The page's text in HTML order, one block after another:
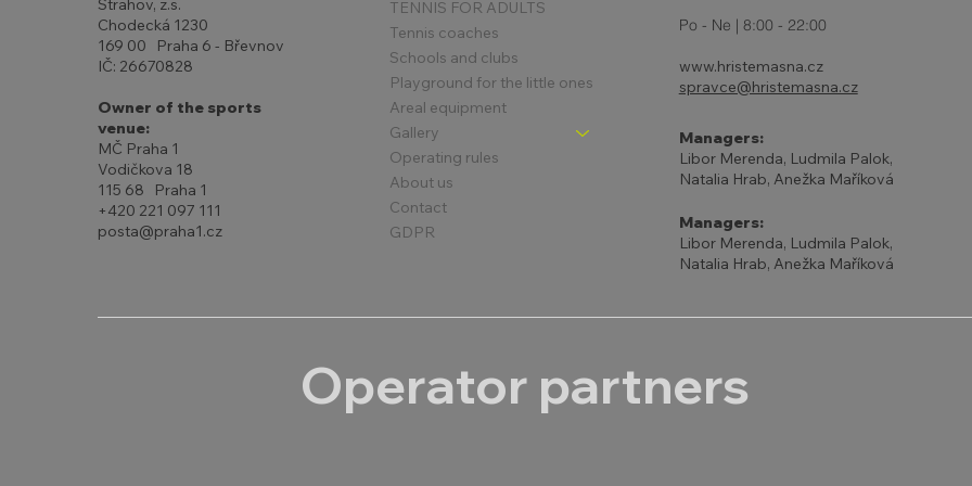
Strahov, z.s.
Chodecká 1230
169 00 Praha 6 - Břevnov
IČ: 26670828
Owner of the sports
venue:
MČ Praha 1
Vodičkova 18
115 68 Praha 1
+420 221 097 111
posta@praha1.cz
TENNIS FOR ADULTS
Tennis coaches
Schools and clubs
Playground for the little ones
Areal equipment
Gallery
Operating rules
About us
Contact
GDPR
Po - Ne | 8:00 - 22:00
www.hristemasna.cz
spravce@hristemasna.cz
Managers:
Libor Merenda, Ludmila Palok,
Natalia Hrab, Anežka Maříková
Managers:
Libor Merenda, Ludmila Palok,
Natalia Hrab, Anežka Maříková
Operator partners